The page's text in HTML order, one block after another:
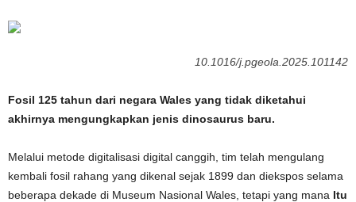
10.1016/j.pgeola.2025.101142
Fosil 125 tahun dari negara Wales yang tidak diketahui
akhirnya mengungkapkan jenis dinosaurus baru.
Melalui metode digitalisasi digital canggih, tim telah mengulang
kembali fosil rahang yang dikenal sejak 1899 dan diekspos selama
beberapa dekade di Museum Nasional Wales, tetapi yang mana Itu